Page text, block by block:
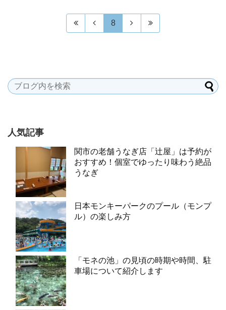
8
人気記事
関市の老舗うなぎ店「辻屋」は予約が
おすすめ！個室でゆったり味わう絶品
うなぎ
日本モンキーパークのプール（モンプ
ル）の楽しみ方
「モネの池」の見頃の時期や時間、駐
車場について紹介します